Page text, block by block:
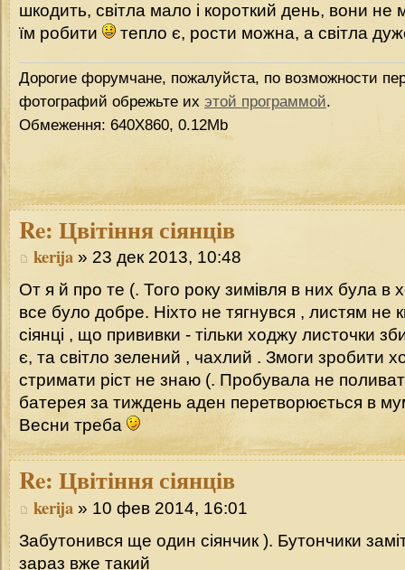
шкодить, світла мало і короткий день, вони не
їм робити
тепло є, рости можна, а світла
Дорогие форумчане, пожалуйста, по возможности
фотографий обрежьте их этой программой.
Обмеження: 640Х860, 0.12Mb
Re: Цвітіння сіянців
kerija » 23 дек 2013, 10:48
От я й про те (. Того року зимівля в них була в
все було добре. Ніхто не тягнувся , листям не
сіянці , що прививки - тільки ходжу листочки
є, та світло зелений , чахлий . Змоги зробити
стримати ріст не знаю (. Пробувала не
батерея за тиждень аден перетворюється в
Весни треба
Re: Цвітіння сіянців
kerija » 10 фев 2014, 16:01
Забутонився ще один сіянчик ). Бутончики
зараз вже такий